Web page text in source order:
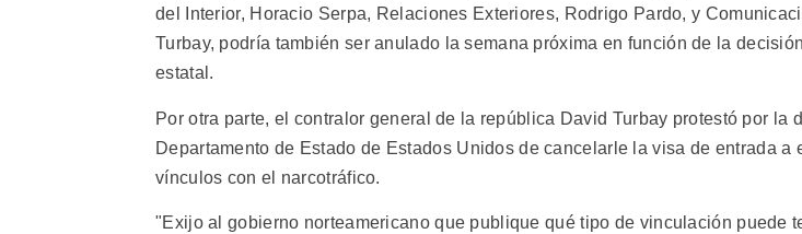
del Interior, Horacio Serpa, Relaciones Exteriores, Rodrigo Pardo, y
Turbay, podría también ser anulado la semana próxima en función de la
estatal.
Por otra parte, el contralor general de la república David Turbay protestó por la
Departamento de Estado de Estados Unidos de cancelarle la visa de entrada a
vínculos con el narcotráfico.
"Exijo al gobierno norteamericano que publique qué tipo de vinculación puede